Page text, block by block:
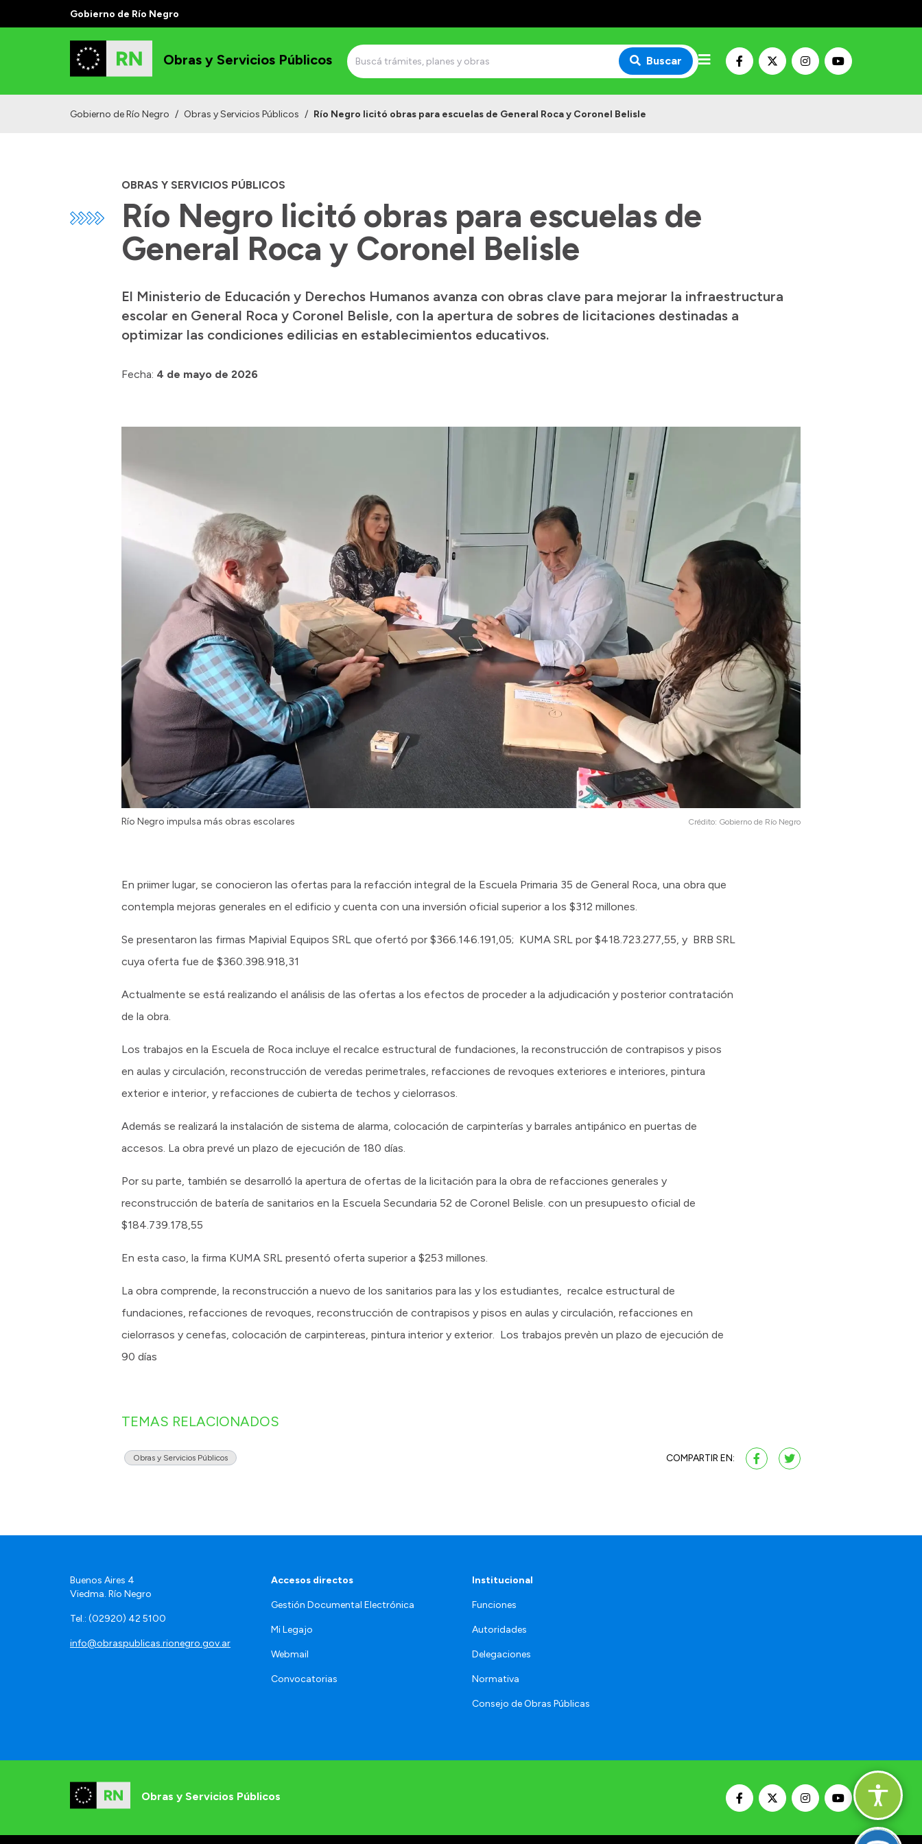
Gobierno de Río Negro
Obras y Servicios Públicos Buscar
Gobierno de Río Negro / Obras y Servicios Públicos / Río Negro licitó obras para escuelas de General Roca y Coronel Belisle
OBRAS Y SERVICIOS PÚBLICOS
Río Negro licitó obras para escuelas de
General Roca y Coronel Belisle
El Ministerio de Educación y Derechos Humanos avanza con obras clave para mejorar la infraestructura
escolar en General Roca y Coronel Belisle, con la apertura de sobres de licitaciones destinadas a
optimizar las condiciones edilicias en establecimientos educativos.
Fecha: 4 de mayo de 2026
Río Negro impulsa más obras escolares Crédito: Gobierno de Río Negro
En priimer lugar, se conocieron las ofertas para la refacción integral de la Escuela Primaria 35 de General Roca, una obra que
contempla mejoras generales en el edificio y cuenta con una inversión oficial superior a los $312 millones.
Se presentaron las firmas Mapivial Equipos SRL que ofertó por $366.146.191,05; KUMA SRL por $418.723.277,55, y BRB SRL
cuya oferta fue de $360.398.918,31
Actualmente se está realizando el análisis de las ofertas a los efectos de proceder a la adjudicación y posterior contratación
de la obra.
Los trabajos en la Escuela de Roca incluye el recalce estructural de fundaciones, la reconstrucción de contrapisos y pisos
en aulas y circulación, reconstrucción de veredas perimetrales, refacciones de revoques exteriores e interiores, pintura
exterior e interior, y refacciones de cubierta de techos y cielorrasos.
Además se realizará la instalación de sistema de alarma, colocación de carpinterías y barrales antipánico en puertas de
accesos. La obra prevé un plazo de ejecución de 180 días.
Por su parte, también se desarrolló la apertura de ofertas de la licitación para la obra de refacciones generales y
reconstrucción de batería de sanitarios en la Escuela Secundaria 52 de Coronel Belisle. con un presupuesto oficial de
$184.739.178,55
En esta caso, la firma KUMA SRL presentó oferta superior a $253 millones.
La obra comprende, la reconstrucción a nuevo de los sanitarios para las y los estudiantes, recalce estructural de
fundaciones, refacciones de revoques, reconstrucción de contrapisos y pisos en aulas y circulación, refacciones en
cielorrasos y cenefas, colocación de carpintereas, pintura interior y exterior. Los trabajos prevèn un plazo de ejecución de
90 días
TEMAS RELACIONADOS
Obras y Servicios Públicos COMPARTIR EN:
Buenos Aires 4
Viedma. Río Negro
Tel.: (02920) 42 5100
info@obraspublicas.rionegro.gov.ar
Accesos directos
Gestión Documental Electrónica
Mi Legajo
Webmail
Convocatorias
Institucional
Funciones
Autoridades
Delegaciones
Normativa
Consejo de Obras Públicas
Obras y Servicios Públicos